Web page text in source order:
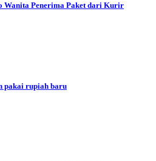
Wanita Penerima Paket dari Kurir
pakai rupiah baru